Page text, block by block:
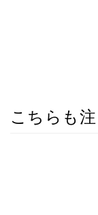
こちらも注